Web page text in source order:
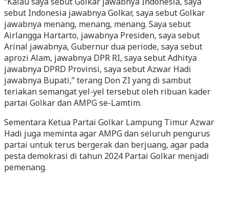
sebut Indonesia jawabnya Golkar, saya sebut Golkar
jawabnya menang, menang, menang. Saya sebut
Airlangga Hartarto, jawabnya Presiden, saya sebut
Arinal jawabnya, Gubernur dua periode, saya sebut
aprozi Alam, jawabnya DPR RI, saya sebut Adhitya
jawabnya DPRD Provinsi, saya sebut Azwar Hadi
jawabnya Bupati,” terang Don ZI yang di sambut
teriakan semangat yel-yel tersebut oleh ribuan kader
partai Golkar dan AMPG se-Lamtim.
Sementara Ketua Partai Golkar Lampung Timur Azwar
Hadi juga meminta agar AMPG dan seluruh pengurus
partai untuk terus bergerak dan berjuang, agar pada
pesta demokrasi di tahun 2024 Partai Golkar menjadi
pemenang.